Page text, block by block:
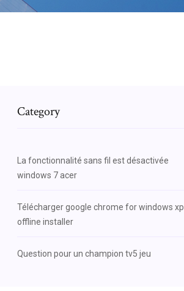
Category
La fonctionnalité sans fil est désactivée
windows 7 acer
Télécharger google chrome for windows xp
offline installer
Question pour un champion tv5 jeu